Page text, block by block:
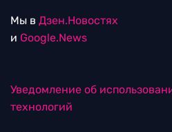
Мы в Дзен.Новостях
и Google.News
Уведомление об
технологий